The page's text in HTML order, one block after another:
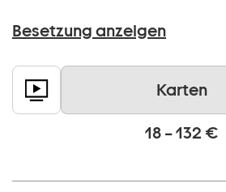
Besetzung anzeigen
Karten
18 – 132 €